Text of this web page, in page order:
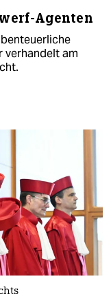
Agenten
verhandelt am